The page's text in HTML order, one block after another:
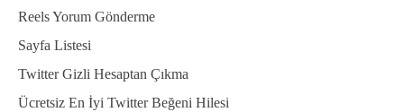
z
i
n
Reels Yorum Gönderme
Sayfa Listesi
Twitter Gizli Hesaptan Çıkma
Ücretsiz En İyi Twitter Beğeni Hilesi